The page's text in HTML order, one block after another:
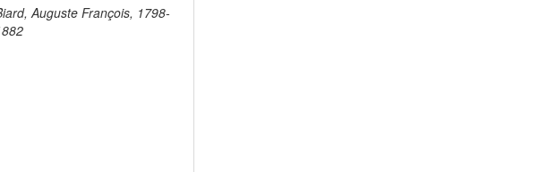
Auguste François, 1798-